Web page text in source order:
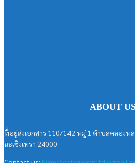
ABOUT
ที่อยู่ส่งเอกสาร 110/142 หมู่ 1 ตำบลคลองหล
ฉะเชิงเทรา 24000